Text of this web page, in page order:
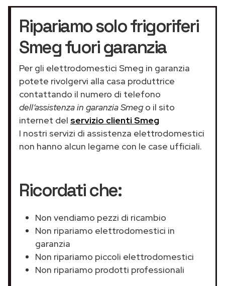
Ripariamo solo frigoriferi
Smeg fuori garanzia
Per gli elettrodomestici Smeg in garanzia
potete rivolgervi alla casa produttrice
contattando il numero di telefono
dell’assistenza in garanzia Smeg o il sito
internet del servizio clienti Smeg
I nostri servizi di assistenza elettrodomestici
non hanno alcun legame con le case ufficiali.
Ricordati che:
Non vendiamo pezzi di ricambio
Non ripariamo elettrodomestici in
garanzia
Non ripariamo piccoli elettrodomestici
Non ripariamo prodotti professionali